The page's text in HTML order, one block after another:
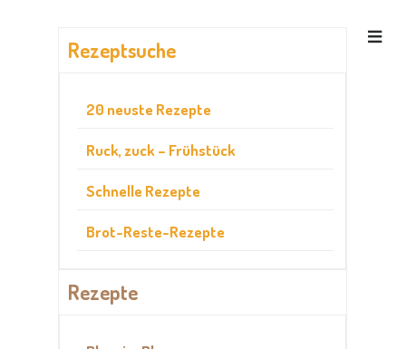
Rezeptsuche
20 neuste Rezepte
Ruck, zuck – Frühstück
Schnelle Rezepte
Brot-Reste-Rezepte
Rezepte